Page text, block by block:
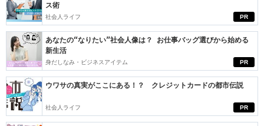
PR
ス術
社会人ライフ
PR
あなたの“なりたい”社会人像は？ お仕事バッグ選びから始める
新生活
身だしなみ・ビジネスアイテム
PR
ウワサの真実がここにある！？ クレジットカードの都市伝説
社会人ライフ